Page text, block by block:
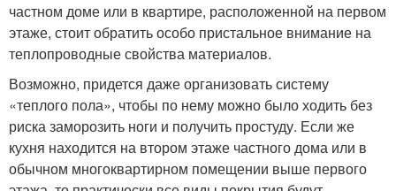
частном доме или в квартире, расположенной на первом
этаже, стоит обратить особо пристальное внимание на
теплопроводные свойства материалов.
Возможно, придется даже организовать систему
«теплого пола», чтобы по нему можно было ходить без
риска заморозить ноги и получить простуду. Если же
кухня находится на втором этаже частного дома или в
обычном многоквартирном помещении выше первого